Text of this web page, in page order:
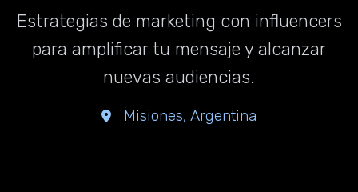
Estrategias de marketing con influencers
para amplificar tu mensaje y alcanzar
nuevas audiencias.
Misiones, Argentina